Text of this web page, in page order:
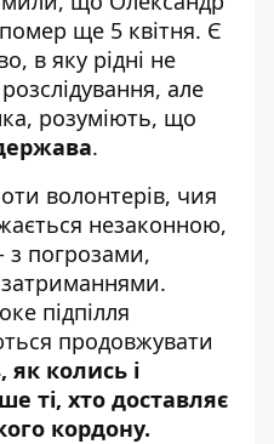
ще 5 квітня. Є
в яку рідні не
але
розуміють, що
.
волонтерів, чия
незаконною,
з погрозами,
затриманнями.
підпілля
продовжувати
колись і
ті, хто доставляє
кордону.